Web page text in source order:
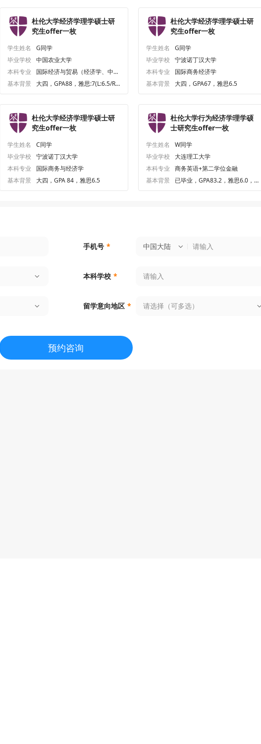
杜伦大学经济学理学硕士研
究生offer一枚
学生姓名
G同学
毕业学校
中国农业大学
本科专业
国际经济与贸易（经济学、中外
合作办学）
基本背景
大四，GPA88，雅思:7(L:6.5/R:
杜伦大学经济学理学硕士研
究生offer一枚
学生姓名
G同学
毕业学校
宁波诺丁汉大学
本科专业
国际商务经济学
基本背景
大四，GPA67，雅思6.5
杜伦大学经济学理学硕士研
究生offer一枚
学生姓名
C同学
毕业学校
宁波诺丁汉大学
本科专业
国际商务与经济学
基本背景
大四，GPA 84，雅思6.5
杜伦大学行为经济学理学硕
士研究生offer一枚
学生姓名
W同学
毕业学校
大连理工大学
本科专业 商务英语+第二学位金融
基本背景
已毕业，GPA83.2，雅思6.0，
手机号 * 中国大陆
本科学校 *
留学意向地区 * 请选择（可多选）
预约咨询